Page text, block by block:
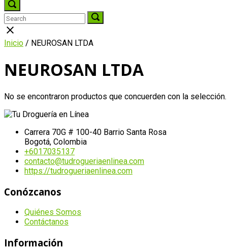
Open
search
bar
Search
for:
Search
for:
Search
Close
search
bar
Inicio / NEUROSAN LTDA
NEUROSAN LTDA
No se encontraron productos que concuerden con la selección.
Carrera 70G # 100-40 Barrio Santa Rosa
Bogotá, Colombia
+6017035137
contacto@tudrogueriaenlinea.com
https://tudrogueriaenlinea.com
Conózcanos
Quiénes Somos
Contáctanos
Información